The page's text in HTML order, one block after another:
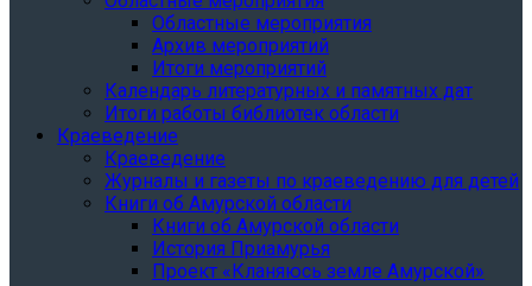
Областные мероприятия
Архив мероприятий
Итоги мероприятий
Календарь литературных и памятных дат
Итоги работы библиотек области
Краеведение
Краеведение
Журналы и газеты по краеведению для детей
Книги об Амурской области
Книги об Амурской области
История Приамурья
Проект «Кланяюсь земле Амурской»